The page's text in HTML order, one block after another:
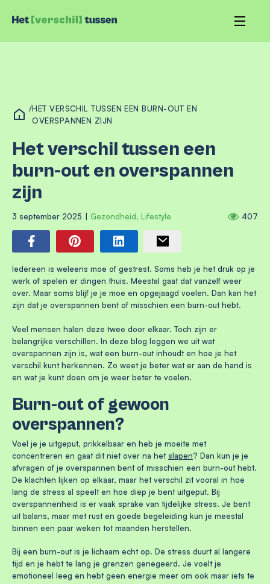
/HET VERSCHIL TUSSEN EEN BURN-OUT EN
OVERSPANNEN ZIJN
Het verschil tussen een
burn-out en overspannen
zijn
3 september 2025 Gezondheid,Lifestyle 407
Iedereen is weleens moe of gestrest. Soms heb je het druk op je
werk of spelen er dingen thuis. Meestal gaat dat vanzelf weer
over. Maar soms blijf je je moe en opgejaagd voelen. Dan kan het
zijn dat je overspannen bent of misschien een burn-out hebt.
Veel mensen halen deze twee door elkaar. Toch zijn er
belangrijke verschillen. In deze blog leggen we uit wat
overspannen zijn is, wat een burn-out inhoudt en hoe je het
verschil kunt herkennen. Zo weet je beter wat er aan de hand is
en wat je kunt doen om je weer beter te voelen.
Burn-out of gewoon
overspannen?
Voel je je uitgeput, prikkelbaar en heb je moeite met
concentreren en gaat dit niet over na het slapen? Dan kun je je
afvragen of je overspannen bent of misschien een burn-out hebt.
De klachten lijken op elkaar, maar het verschil zit vooral in hoe
lang de stress al speelt en hoe diep je bent uitgeput. Bij
overspannenheid is er vaak sprake van tijdelijke stress. Je bent
uit balans, maar met rust en goede begeleiding kun je meestal
binnen een paar weken tot maanden herstellen.
Bij een burn-out is je lichaam echt op. De stress duurt al langere
tijd en je hebt te lang je grenzen genegeerd. Je voelt je
emotioneel leeg en hebt geen energie meer om ook maar iets te